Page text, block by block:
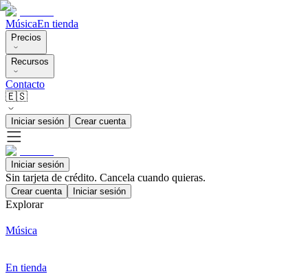
MúsicaEn tienda
Precios
Recursos
Contacto
🇪🇸
Iniciar sesión Crear cuenta
Iniciar sesión
Sin tarjeta de crédito. Cancela cuando quieras.
Crear cuenta Iniciar sesión
Explorar
Música
En tienda